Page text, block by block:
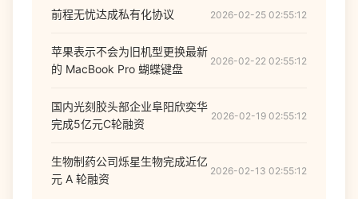
前程无忧达成私有化协议 2026-02-25 02:55:12
苹果表示不会为旧机型更换最新
的 MacBook Pro 蝴蝶键盘
2026-02-22 02:55:12
国内光刻胶头部企业阜阳欣奕华
完成5亿元C轮融资
2026-02-19 02:55:12
生物制药公司烁星生物完成近亿
元 A 轮融资
2026-02-13 02:55:12